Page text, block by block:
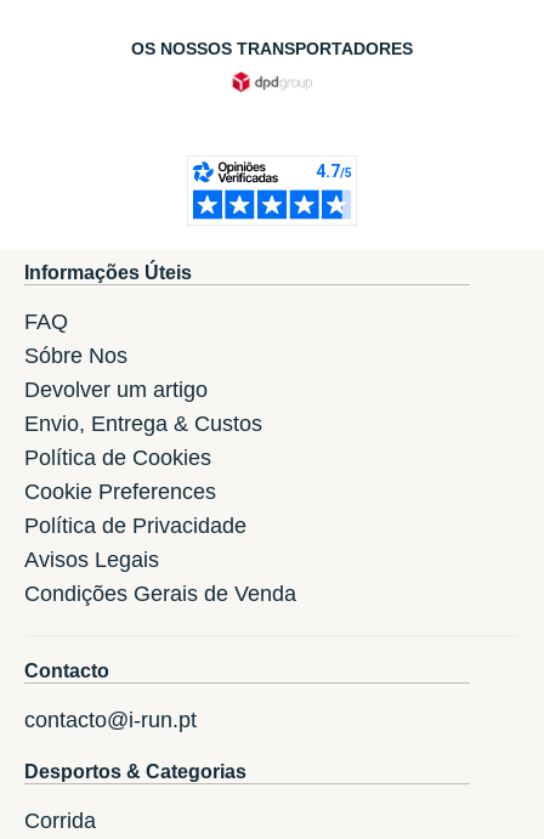
OS NOSSOS TRANSPORTADORES
Informações Úteis
FAQ
Sóbre Nos
Devolver um artigo
Envio, Entrega & Custos
Política de Cookies
Cookie Preferences
Política de Privacidade
Avisos Legais
Condições Gerais de Venda
Contacto
contacto@i-run.pt
Desportos & Categorias
Corrida